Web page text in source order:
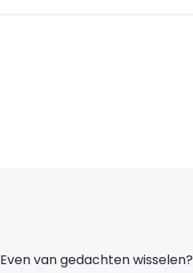
Even van gedachten wisselen?